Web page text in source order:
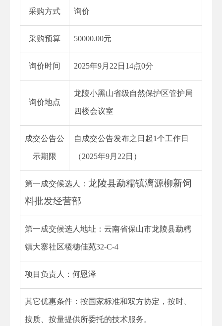
采购方式 询价
采购预算 50000.00元
询价时间 2025年9月22日14点0分
询价地点
龙陵小黑山省级自然保护区管护局
四楼会议室
成交公告公
示期限
自成交公告发布之日起1个工作日
（2025年9月22日）
第一成交候选人： 龙陵县勐糯镇漓源柳新饲
料批发经营部
第一成交候选人地址：云南省保山市龙陵县勐糯
镇大寨社区稷穗佳苑32-C-4
项目负责人：何恩泽
其它优惠条件： 按国家标准和双方协定，按时、
按质、按量提供所委托的技术服务。